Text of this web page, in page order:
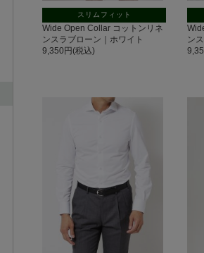
スリムフィット
Wide Open Collar コットンリネ
ンスラブローン｜ホワイト
9,350円(税込)
ン